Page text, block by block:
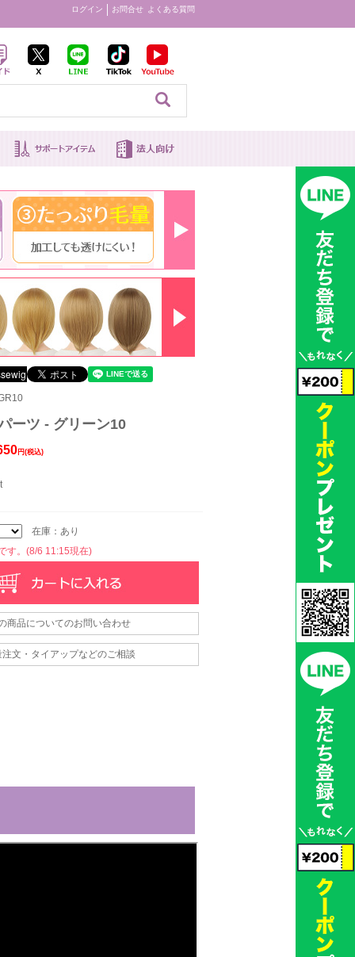
ログイン お問合せ よくある質問
ーツ - グリーン10
円(税込)
在庫：あり
す。(8/6 11:15現在)
商品についてのお問い合わせ
注文・タイアップなどのご相談